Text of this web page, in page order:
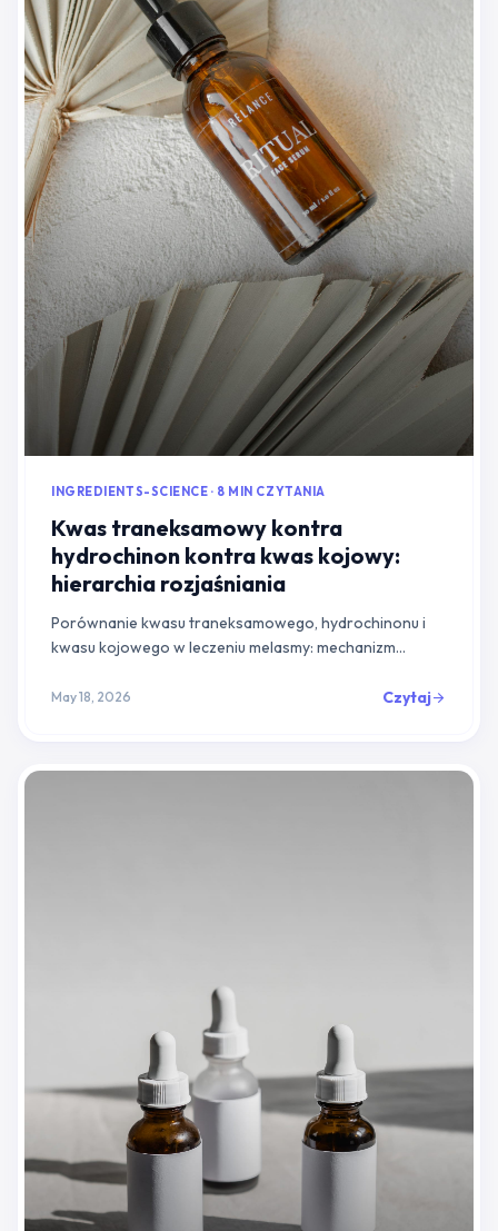
INGREDIENTS-SCIENCE · 8 MIN CZYTANIA
Kwas traneksamowy kontra
hydrochinon kontra kwas kojowy:
hierarchia rozjaśniania
Porównanie kwasu traneksamowego, hydrochinonu i
kwasu kojowego w leczeniu melasmy: mechanizm
sensowny przewodnik po eskalacji terapii.
May 18, 2026 Czytajarrow_forward